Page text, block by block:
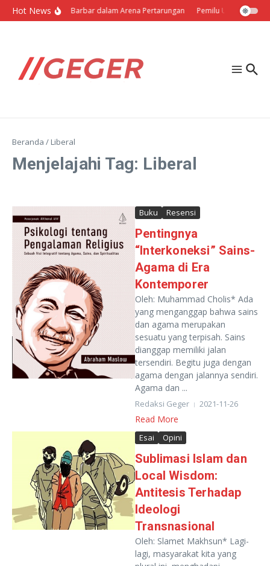
Lewati ke konten
Hot NewsPolitik Barbar dalam Arena Pertarungan Pemilu Ukraina: Milih
Beranda / Liberal
Menjelajahi Tag: Liberal
Buku Resensi
Pentingnya
“Interkoneksi” Sains-
Agama di Era
Kontemporer
Oleh: Muhammad Cholis* Ada
yang menganggap bahwa sains
dan agama merupakan
sesuatu yang terpisah. Sains
dianggap memiliki jalan
tersendiri. Begitu juga dengan
agama dengan jalannya sendiri.
Agama dan ...
Redaksi Geger 2021-11-26
Read More
Esai Opini
Sublimasi Islam dan
Local Wisdom:
Antitesis Terhadap
Ideologi
Transnasional
Oleh: Slamet Makhsun* Lagi-
lagi, masyarakat kita yang